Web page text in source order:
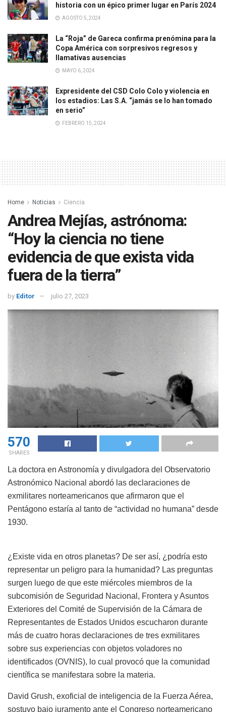
historia con un épico primer lugar en París 2024
AGOSTO 5, 2024
La “Roja” de Gareca confirma prenómina para la
Copa América con sorpresivos regresos y
llamativas ausencias
MAYO 6, 2024
Expresidente del CSD Colo Colo y violencia en
los estadios: Las S.A. “jamás se lo han tomado
en serio”
FEBRERO 15, 2024
Home Noticias Ciencia
Andrea Mejías, astrónoma:
“Hoy la ciencia no tiene
evidencia de que exista vida
fuera de la tierra”
by Editor julio 27, 2023
570
SHARES
La doctora en Astronomía y divulgadora del Observatorio
Astronómico Nacional abordó las declaraciones de
exmilitares norteamericanos que afirmaron que el
Pentágono estaría al tanto de “actividad no humana” desde
1930.
¿Existe vida en otros planetas? De ser así, ¿podría esto
representar un peligro para la humanidad? Las preguntas
surgen luego de que este miércoles miembros de la
subcomisión de Seguridad Nacional, Frontera y Asuntos
Exteriores del Comité de Supervisión de la Cámara de
Representantes de Estados Unidos escucharon durante
más de cuatro horas declaraciones de tres exmilitares
sobre sus experiencias con objetos voladores no
identificados (OVNIS), lo cual provocó que la comunidad
científica se manifestara sobre la materia.
David Grush, exoficial de inteligencia de la Fuerza Aérea,
sostuvo bajo juramento ante el Congreso norteamericano